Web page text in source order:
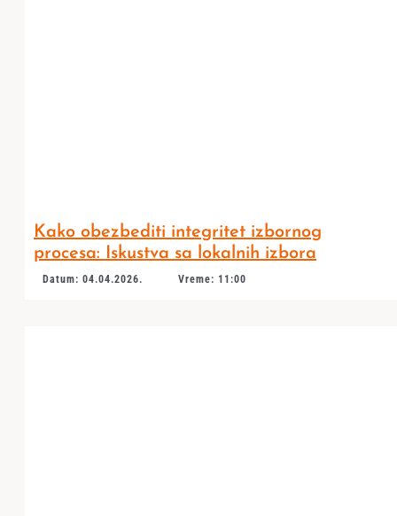
Kako obezbediti integritet izbornog
procesa: Iskustva sa lokalnih izbora
Datum: 04.04.2026. Vreme: 11:00